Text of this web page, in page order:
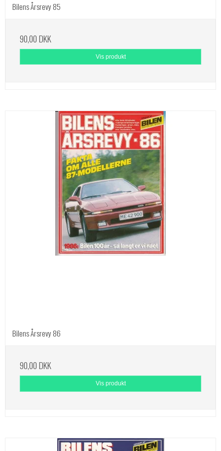
Bilens Årsrevy 85
90,00 DKK
Vis produkt
Bilens Årsrevy 86
90,00 DKK
Vis produkt